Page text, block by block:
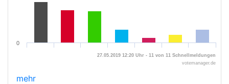
0
27.05.2019 12:20 Uhr - 11 von 11 Schnellmeldungen
votemanager.de
mehr